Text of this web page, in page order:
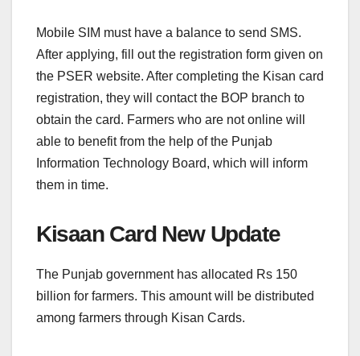
Mobile SIM must have a balance to send SMS.
After applying, fill out the registration form given on
the PSER website. After completing the Kisan card
registration, they will contact the BOP branch to
obtain the card. Farmers who are not online will
able to benefit from the help of the Punjab
Information Technology Board, which will inform
them in time.
Kisaan Card New Update
The Punjab government has allocated Rs 150
billion for farmers. This amount will be distributed
among farmers through Kisan Cards.